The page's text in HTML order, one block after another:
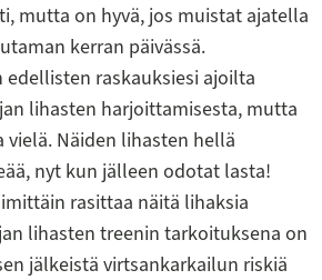
mutta on hyvä, jos muistat ajatella
kerran päivässä.
edellisten raskauksiesi ajoilta
lihasten harjoittamisesta, mutta
vielä. Näiden lihasten hellä
nyt kun jälleen odotat lasta!
rasittaa näitä lihaksia
lihasten treenin tarkoituksena on
jälkeistä virtsankarkailun riskiä